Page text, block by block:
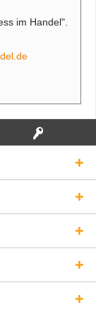
im Handel".
LIZENZSCHLÜSSEL